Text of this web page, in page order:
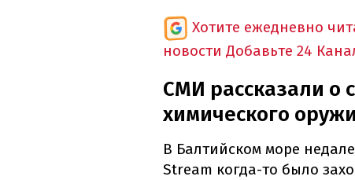
Хотите ежедневно
новости Добавьте 24
СМИ рассказали о
химического
В Балтийском море
Stream когда-то было